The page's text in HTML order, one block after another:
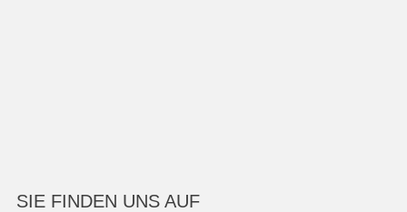
SIE FINDEN UNS AUF